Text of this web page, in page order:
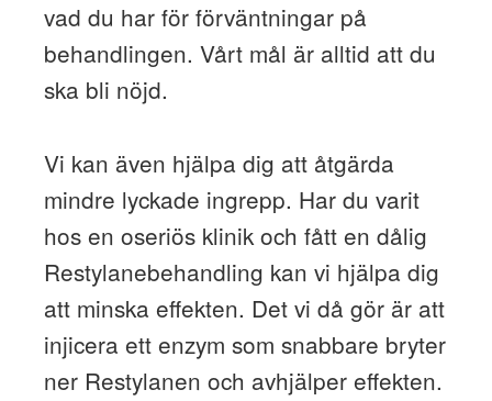
vad du har för förväntningar på
behandlingen. Vårt mål är alltid att du
ska bli nöjd.
Vi kan även hjälpa dig att åtgärda
mindre lyckade ingrepp. Har du varit
hos en oseriös klinik och fått en dålig
Restylanebehandling kan vi hjälpa dig
att minska effekten. Det vi då gör är att
injicera ett enzym som snabbare bryter
ner Restylanen och avhjälper effekten.